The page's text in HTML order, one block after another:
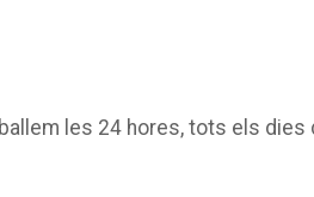
les 24 hores, tots els dies